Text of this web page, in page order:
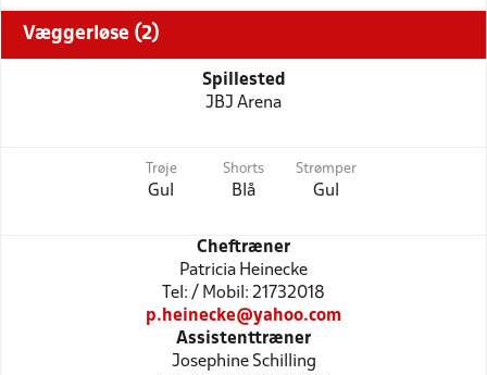
Væggerløse (2)
Spillested
JBJ Arena
Trøje
Gul
Shorts
Blå
Strømper
Gul
Cheftræner
Patricia Heinecke
Tel: / Mobil: 21732018
p.heinecke@yahoo.com
Assistenttræner
Josephine Schilling